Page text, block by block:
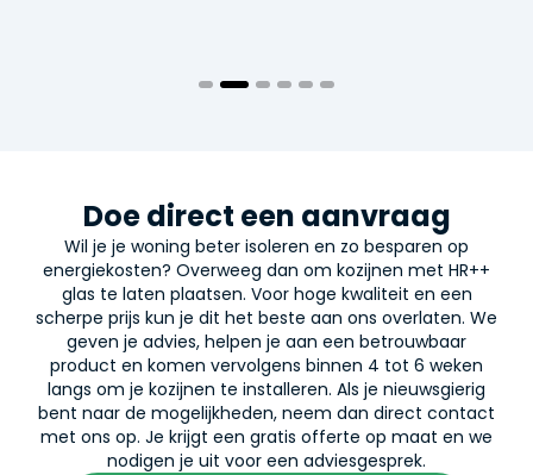
Doe direct een aanvraag
Wil je je woning beter isoleren en zo besparen op
energiekosten? Overweeg dan om kozijnen met HR++
glas te laten plaatsen. Voor hoge kwaliteit en een
scherpe prijs kun je dit het beste aan ons overlaten. We
geven je advies, helpen je aan een betrouwbaar
product en komen vervolgens binnen 4 tot 6 weken
langs om je kozijnen te installeren. Als je nieuwsgierig
bent naar de mogelijkheden, neem dan direct contact
met ons op. Je krijgt een gratis offerte op maat en we
nodigen je uit voor een adviesgesprek.